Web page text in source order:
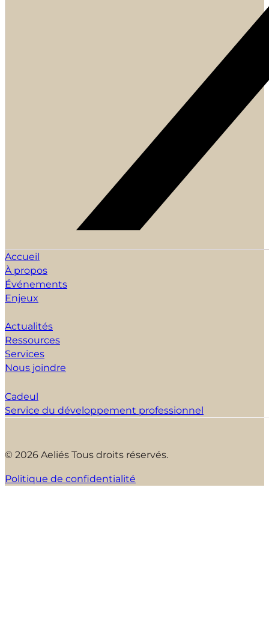
Accueil
À propos
Événements
Enjeux
Actualités
Ressources
Services
Nous joindre
Cadeul
Service du développement professionnel
© 2026 Aeliés Tous droits réservés.
Politique de confidentialité